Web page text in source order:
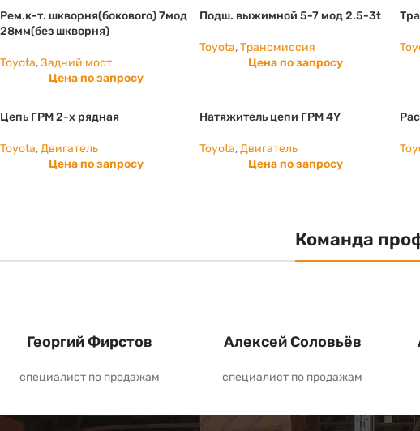
Рем.к-т. шкворня(бокового) 7мод
28мм(без шкворня)
Toyota,Задний мост
Цена по запросу
Подш. выжимной 5-7 мод 2.5-3t
Toyota,Трансмиссия
Цена по запросу
Цепь ГРМ 2-х рядная
Toyota,Двигатель
Цена по запросу
Натяжитель цепи ГРМ 4Y
Toyota,Двигатель
Цена по запросу
Команда
Георгий Фирстов
специалист по продажам
Алексей Соловьёв
специалист по продажам